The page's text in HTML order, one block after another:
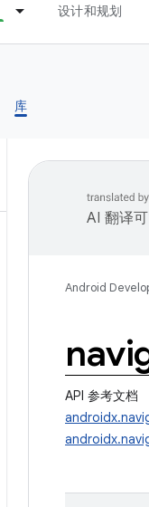
设计和规划
库
AI 翻译
Android
API 参考文档